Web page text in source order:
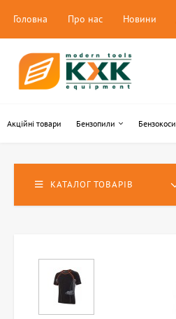
Головна Про нас Новини
Акційні товари Бензопили Бензокоси
КАТАЛОГ ТОВАРІВ